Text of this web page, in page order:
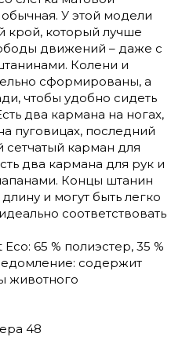
У этой модели
крой, который лучше
движений – даже с
Колени и
сформированы, а
чтобы удобно сидеть
два кармана на ногах,
пуговицах, последний
сетчатый карман для
два кармана для рук и
Концы штанин
и могут быть легко
соответствовать
65 % полиэстер, 35 %
содержит
животного
48